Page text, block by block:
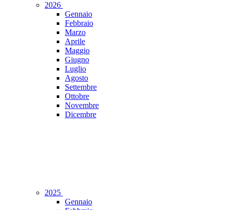
2026
Gennaio
Febbraio
Marzo
Aprile
Maggio
Giugno
Luglio
Agosto
Settembre
Ottobre
Novembre
Dicembre
2025
Gennaio